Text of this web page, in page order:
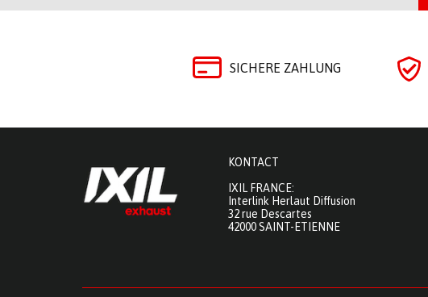
SICHERE ZAHLUNG
KONTACT
IXIL FRANCE:
Interlink Herlaut Diffusion
32 rue Descartes
42000 SAINT-ETIENNE